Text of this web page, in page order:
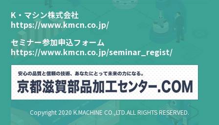
K・マシン株式会社
https://www.kmcn.co.jp/
セミナー参加申込フォーム
https://www.kmcn.co.jp/seminar_regist/
Copyright 2020 K.MACHINE CO.,LTD.ALL RIGHTS RESERVED.